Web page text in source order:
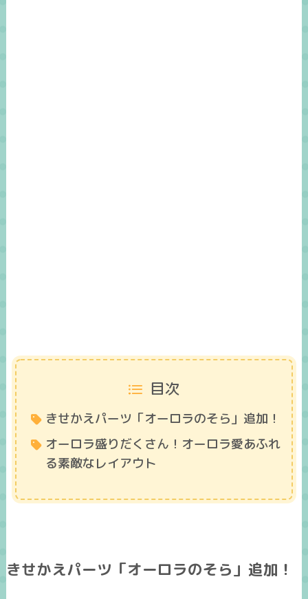
目次
きせかえパーツ「オーロラのそら」追加！
オーロラ盛りだくさん！オーロラ愛あふれ
る素敵なレイアウト
きせかえパーツ「オーロラのそら」追加！